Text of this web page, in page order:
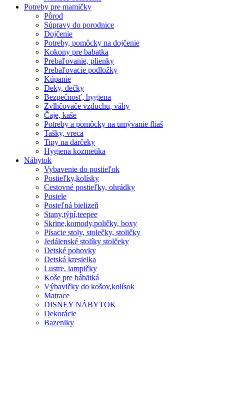
Potreby pre mamičky
Pôrod
Súpravy do porodnice
Dojčenie
Potreby, pomôcky na dojčenie
Kokony pre babatka
Prebaľovanie, plienky
Prebaľovacie podložky
Kúpanie
Deky, dečky
Bezpečnosť, hygiena
Zvlhčovače vzduchu, váhy
Čaje, kaše
Potreby a pomôcky na umývanie fliaš
Tašky, vreca
Tipy na darčeky
Hygiena kozmetika
Nábytok
Vybavenie do postieľok
Postieľky,kolísky
Cestovné postieľky, ohrádky
Postele
Posteľná bielizeň
Stany,týpí,teepee
Skrine,komody,poličky, boxy
Písacie stoly, stolečky, stoličky
Jedálenské stolíky stolčeky
Detské pohovky
Detská kresielka
Lustre, lampičky
Koše pre bábätká
Výbavičky do košov,kolísok
Matrace
DISNEY NÁBYTOK
Dekorácie
Bazeniky